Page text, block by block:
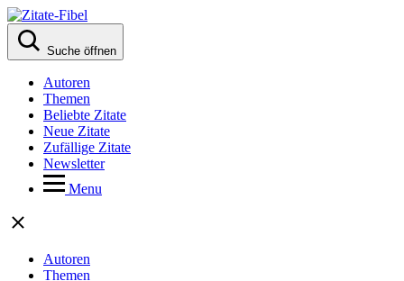
Suche öffnen
Autoren
Themen
Beliebte Zitate
Neue Zitate
Zufällige Zitate
Newsletter
Menu
Autoren
Themen